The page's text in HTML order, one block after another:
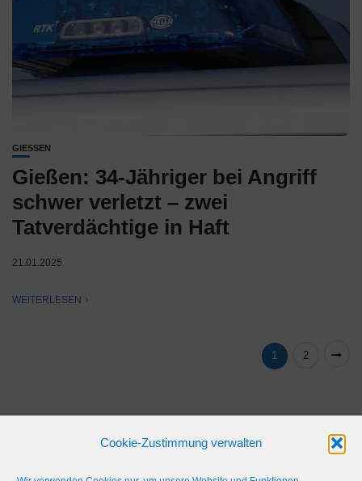
Cookie-Zustimmung verwalten
GIESSEN
Gießen: 34-Jähriger bei Angriff
schwer verletzt – zwei
Tatverdächtige in Haft
21.01.2025
WEITERLESEN
1 2